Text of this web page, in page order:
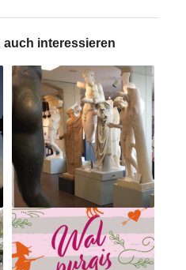
auch interessieren